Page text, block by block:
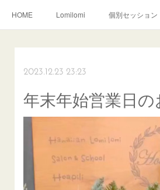
HOME Lomilomi 個別セッション
School無料説明会
2023.12.23 23:23
年末年始営業日